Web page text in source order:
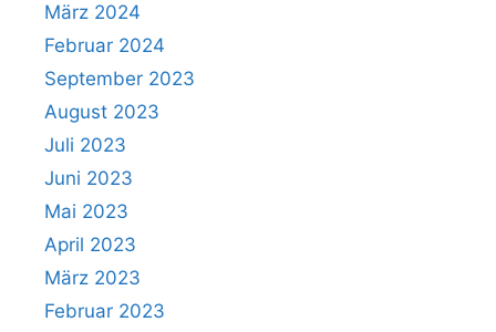
März 2024
Februar 2024
September 2023
August 2023
Juli 2023
Juni 2023
Mai 2023
April 2023
März 2023
Februar 2023